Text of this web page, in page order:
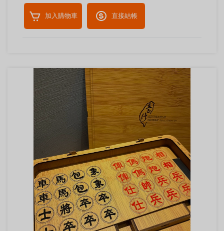
加入購物車 直接結帳